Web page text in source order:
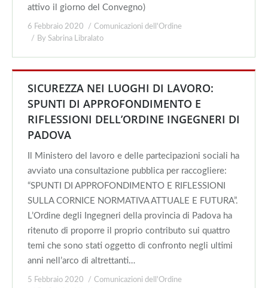
attivo il giorno del Convegno)
6 Febbraio 2020
Comunicazioni dell'Ordine
By Sabrina Libralato
SICUREZZA NEI LUOGHI DI LAVORO:
SPUNTI DI APPROFONDIMENTO E
RIFLESSIONI DELL’ORDINE INGEGNERI DI
PADOVA
Il Ministero del lavoro e delle partecipazioni sociali ha
avviato una consultazione pubblica per raccogliere:
“SPUNTI DI APPROFONDIMENTO E RIFLESSIONI
SULLA CORNICE NORMATIVA ATTUALE E FUTURA”.
L’Ordine degli Ingegneri della provincia di Padova ha
ritenuto di proporre il proprio contributo sui quattro
temi che sono stati oggetto di confronto negli ultimi
anni nell’arco di altrettanti…
5 Febbraio 2020
Comunicazioni dell'Ordine